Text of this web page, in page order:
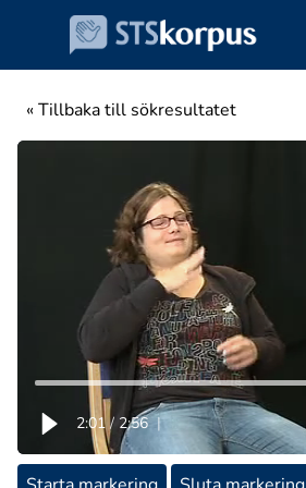
« Tillbaka till sökresultatet
2:01 / 2:56 |